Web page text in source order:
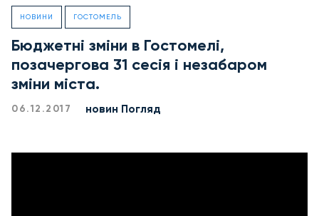
НОВИНИ ГОСТОМЕЛЬ
Бюджетні зміни в Гостомелі,
позачергова 31 сесія і незабаром
зміни міста.
06.12.2017 новин Погляд